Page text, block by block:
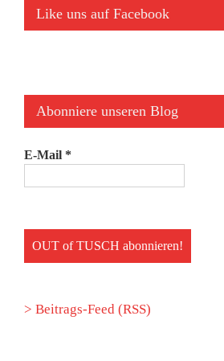
Like uns auf Facebook
Abonniere unseren Blog
E-Mail *
> Beitrags-Feed (RSS)